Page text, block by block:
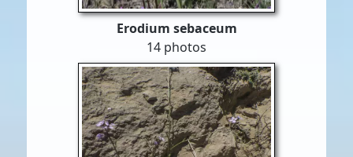
Erodium sebaceum
14 photos